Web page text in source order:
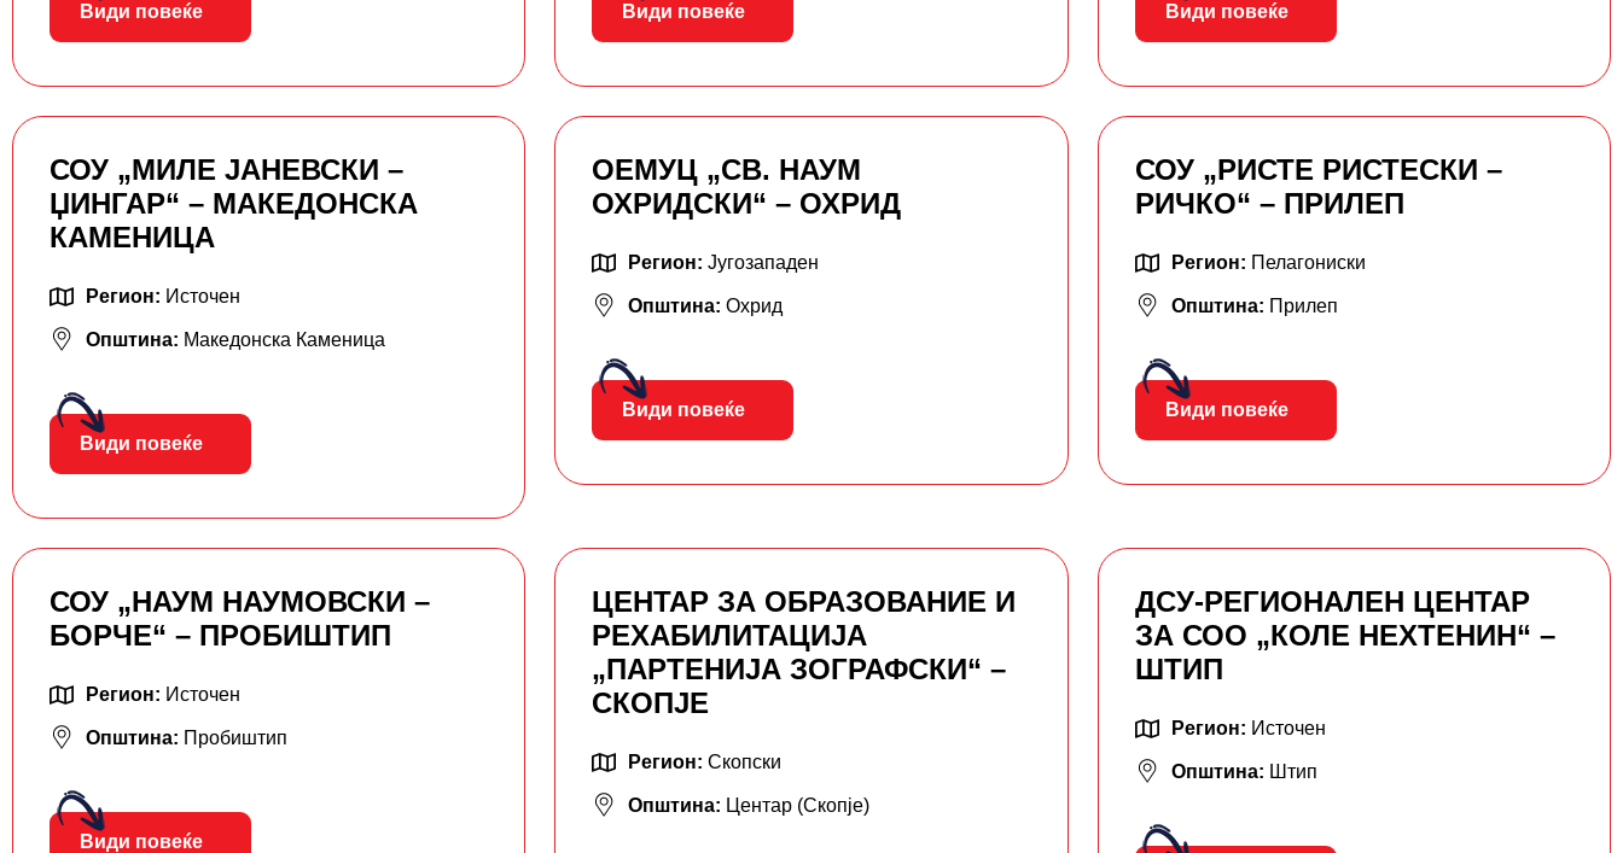
Види повеќе Види повеќе Види повеќе
СОУ „МИЛЕ ЈАНЕВСКИ –
ЏИНГАР“ – МАКЕДОНСКА
КАМЕНИЦА
Регион: Источен
Општина: Македонска Каменица
Види повеќе
ОЕМУЦ „СВ. НАУМ
ОХРИДСКИ“ – ОХРИД
Регион:Југозападен
Општина:Охрид
Види повеќе
СОУ „РИСТЕ РИСТЕСКИ –
РИЧКО“ – ПРИЛЕП
Регион: Пелагониски
Општина: Прилеп
Види повеќе
СОУ „НАУМ НАУМОВСКИ –
БОРЧЕ“ – ПРОБИШТИП
Регион: Источен
Општина: Пробиштип
Види повеќе
ЦЕНТАР ЗА ОБРАЗОВАНИЕ И
РЕХАБИЛИТАЦИЈА
„ПАРТЕНИЈА ЗОГРАФСКИ“ –
СКОПЈЕ
Регион:Скопски
Општина: Центар (Скопје)
ДСУ-РЕГИОНАЛЕН ЦЕНТАР
ЗА СОО „КОЛЕ НЕХТЕНИН“ –
ШТИП
Регион: Источен
Општина: Штип